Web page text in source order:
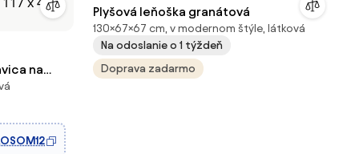
na
čalúnené
x 40 x
Plyšová leňoška granátová
130×67×67 cm, v modernom štýle, látková
Na odoslanie o 1 týždeň
Doprava zadarmo